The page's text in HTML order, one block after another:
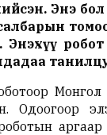
Энэ
Энэхүү
Одоогоор